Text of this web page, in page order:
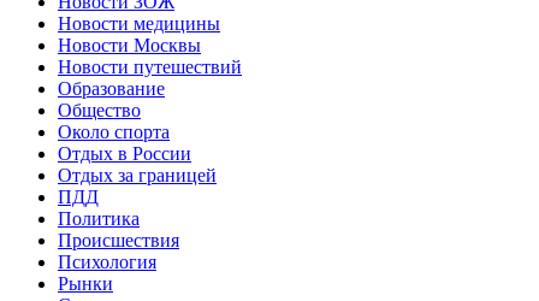
Новости медицины
Новости Москвы
Новости путешествий
Образование
Общество
Около спорта
Отдых в России
Отдых за границей
ПДД
Политика
Происшествия
Психология
Рынки